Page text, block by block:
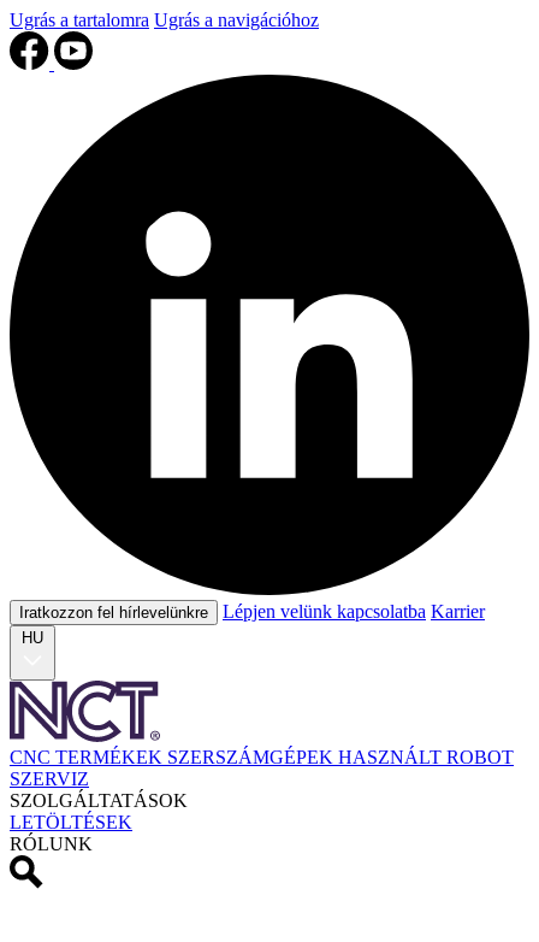
Ugrás a tartalomra Ugrás a navigációhoz
Iratkozzon fel hírlevelünkre Lépjen velünk kapcsolatba Karrier
HU
CNC TERMÉKEK SZERSZÁMGÉPEK HASZNÁLT ROBOT
SZERVIZ
SZOLGÁLTATÁSOK
LETÖLTÉSEK
RÓLUNK